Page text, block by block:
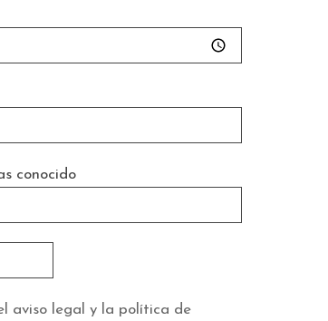
conocido
aviso legal y la política de